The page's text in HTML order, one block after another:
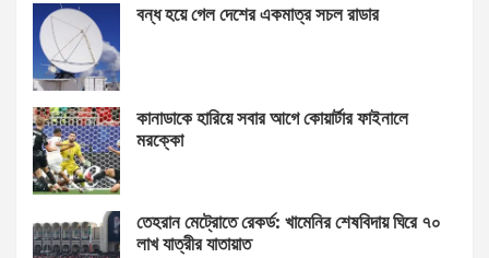
বন্ধ হয়ে গেল দেশের একমাত্র সচল রাডার
কানাডাকে হারিয়ে সবার আগে কোয়ার্টার ফাইনালে
মরক্কো
তেহরান মেট্রোতে রেকর্ড: খামেনির শেষবিদায় ঘিরে ৭০
লাখ যাত্রীর যাতায়াত